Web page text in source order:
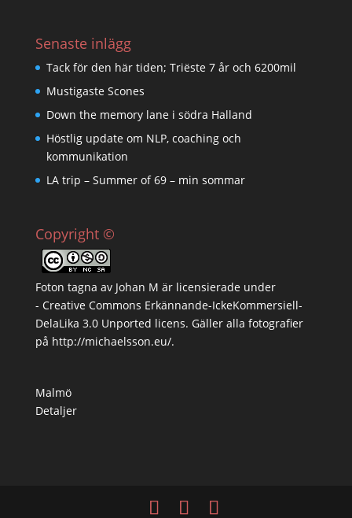
Senaste inlägg
Tack för den här tiden; Triëste 7 år och 6200mil
Mustigaste Scones
Down the memory lane i södra Halland
Höstlig update om NLP, coaching och
kommunikation
LA trip – Summer of 69 – min sommar
Copyright ©
Foton tagna av Johan M är licensierade under
- Creative Commons Erkännande-IckeKommersiell-
DelaLika 3.0 Unported licens. Gäller alla fotografier
på http://michaelsson.eu/.
Malmö
Detaljer